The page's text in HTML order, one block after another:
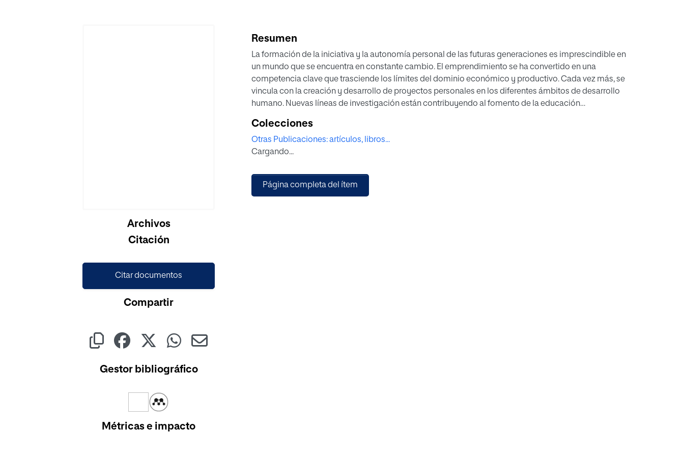
Archivos
Citación
Citar documentos
Compartir
Gestor bibliográfico
Métricas e impacto
Resumen
La formación de la iniciativa y la autonomía personal de las futuras generaciones es imprescindible en
un mundo que se encuentra en constante cambio. El emprendimiento se ha convertido en una
competencia clave que trasciende los límites del dominio económico y productivo. Cada vez más, se
vincula con la creación y desarrollo de proyectos personales en los diferentes ámbitos de desarrollo
humano. Nuevas líneas de investigación están contribuyendo al fomento de la educación
del proyecto I+D+i “Formación del potencial emprendedor. Generación de un modelo educativo de
identidad emprendedora”, financiado por la Agencia Estatal de Investigación y el Ministerio de
Ciencia e Innovación, en la modalidad de Generación de Conocimiento. Esta obra está
formación de las actitudes emprendedoras en adolescentes.
Colecciones
Otras Publicaciones: artículos, libros...
Cargando...
Página completa del ítem